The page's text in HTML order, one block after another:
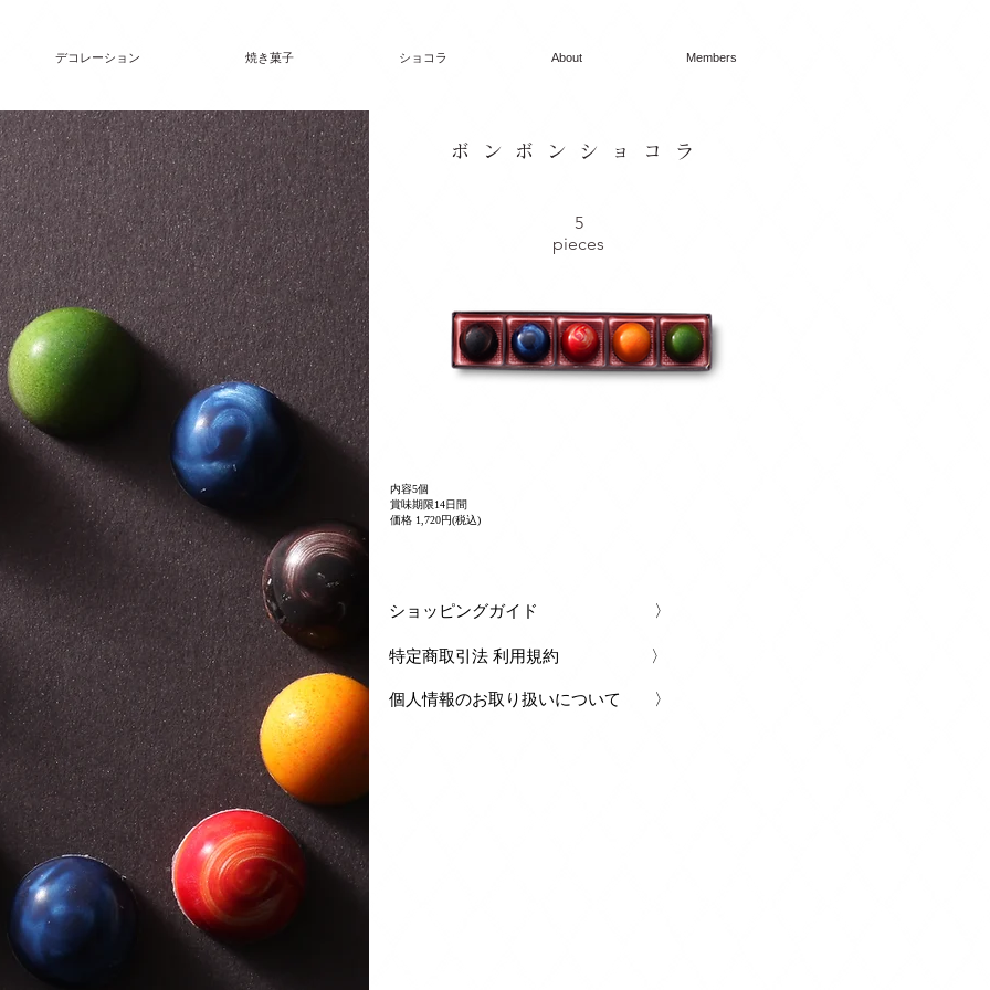
デコレーション 焼き菓子 ショコラ About Members
ボンボンショコラ
5
pieces
内容5個
賞味期限14日間
価格 1,720円(税込)
ショッピングガイド 〉
特定商取引法 利用規約 〉
個人情報のお取り扱いについて 〉